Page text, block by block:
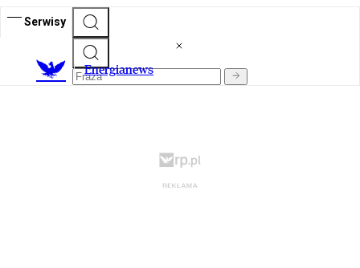
Serwisy
Energianews